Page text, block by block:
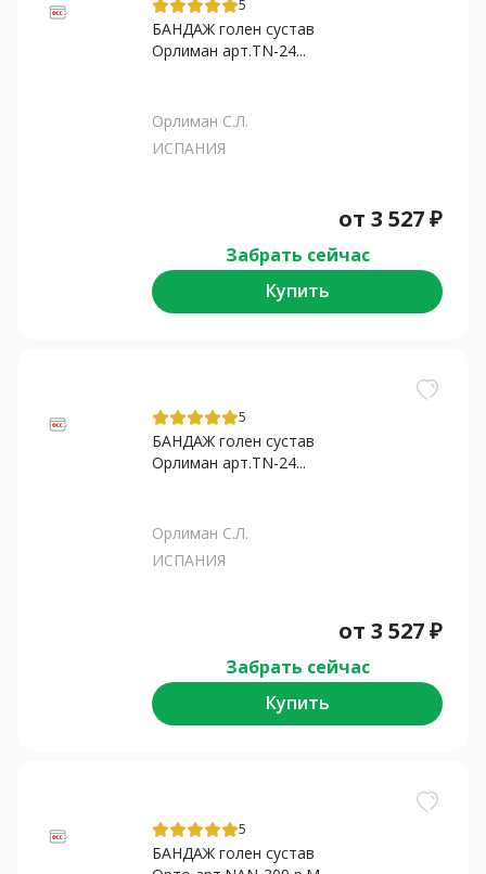
5
БАНДАЖ голен сустав
Орлиман арт.TN-24...
Орлиман С.Л.
ИСПАНИЯ
от 3 527₽
Забрать сейчас
Купить
5
БАНДАЖ голен сустав
Орлиман арт.TN-24...
Орлиман С.Л.
ИСПАНИЯ
от 3 527₽
Забрать сейчас
Купить
5
БАНДАЖ голен сустав